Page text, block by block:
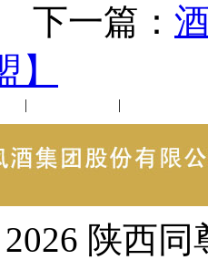
篇：
| |
2026 陕西